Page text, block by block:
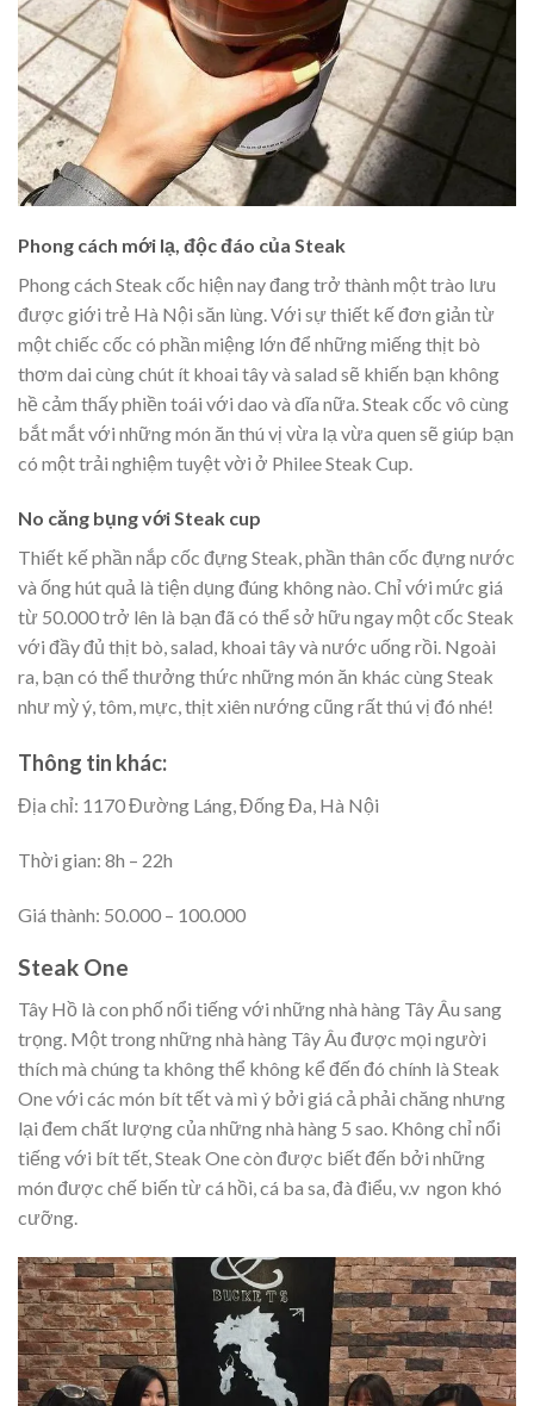
Phong cách mới lạ, độc đáo của Steak
Phong cách Steak cốc hiện nay đang trở thành một trào lưu
được giới trẻ Hà Nội săn lùng. Với sự thiết kế đơn giản từ
một chiếc cốc có phần miệng lớn để những miếng thịt bò
thơm dai cùng chút ít khoai tây và salad sẽ khiến bạn không
hề cảm thấy phiền toái với dao và dĩa nữa. Steak cốc vô cùng
bắt mắt với những món ăn thú vị vừa lạ vừa quen sẽ giúp bạn
có một trải nghiệm tuyệt vời ở Philee Steak Cup.
No căng bụng với Steak cup
Thiết kế phần nắp cốc đựng Steak, phần thân cốc đựng nước
và ống hút quả là tiện dụng đúng không nào. Chỉ với mức giá
từ 50.000 trở lên là bạn đã có thể sở hữu ngay một cốc Steak
với đầy đủ thịt bò, salad, khoai tây và nước uống rồi. Ngoài
ra, bạn có thể thưởng thức những món ăn khác cùng Steak
như mỳ ý, tôm, mực, thịt xiên nướng cũng rất thú vị đó nhé!
Thông tin khác:
Địa chỉ: 1170 Đường Láng, Đống Đa, Hà Nội
Thời gian: 8h – 22h
Giá thành: 50.000 – 100.000
Steak One
Tây Hồ là con phố nổi tiếng với những nhà hàng Tây Âu sang
trọng. Một trong những nhà hàng Tây Âu được mọi người
thích mà chúng ta không thể không kể đến đó chính là Steak
One với các món bít tết và mì ý bởi giá cả phải chăng nhưng
lại đem chất lượng của những nhà hàng 5 sao. Không chỉ nổi
tiếng với bít tết, Steak One còn được biết đến bởi những
món được chế biến từ cá hồi, cá ba sa, đà điểu, v.v ngon khó
cưỡng.